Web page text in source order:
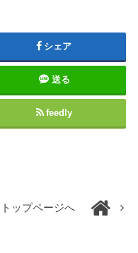
シェア
送る
feedly
トップページへ